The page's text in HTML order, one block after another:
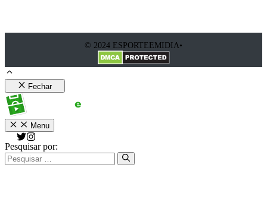
© 2024 ESPORTEEMIDIA•
Fechar
Menu
Pesquisar por: